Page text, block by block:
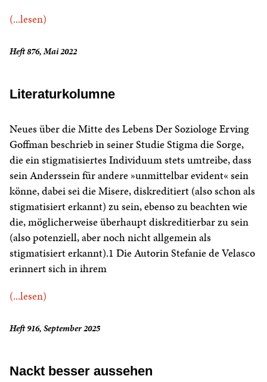
(...lesen)
Heft 876, Mai 2022
Literaturkolumne
Neues über die Mitte des Lebens Der Soziologe Erving
Goffman beschrieb in seiner Studie Stigma die Sorge,
die ein stigmatisiertes Individuum stets umtreibe, dass
sein Anderssein für andere »unmittelbar evident« sein
könne, dabei sei die Misere, diskreditiert (also schon als
stigmatisiert erkannt) zu sein, ebenso zu beachten wie
die, möglicherweise überhaupt diskreditierbar zu sein
(also potenziell, aber noch nicht allgemein als
stigmatisiert erkannt).1 Die Autorin Stefanie de Velasco
erinnert sich in ihrem
(...lesen)
Heft 916, September 2025
Nackt besser aussehen